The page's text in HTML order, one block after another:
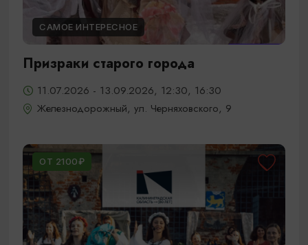
САМОЕ ИНТЕРЕСНОЕ
Призраки старого города
11.07.2026 - 13.09.2026, 12:30, 16:30
Железнодорожный, ул. Черняховского, 9
ОТ 2100₽